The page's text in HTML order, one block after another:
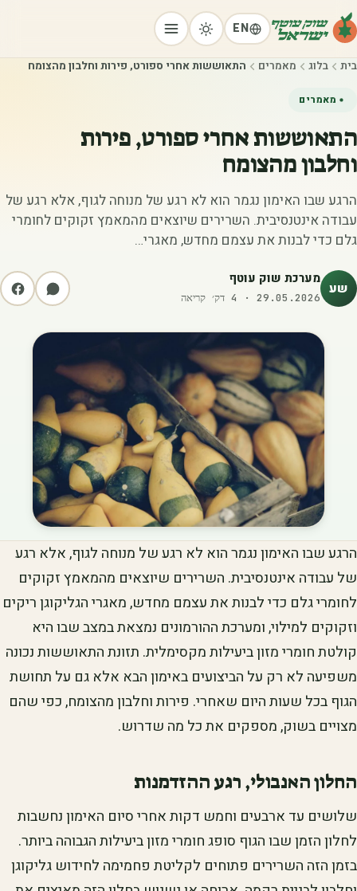
EN
בית בלוג מאמרים התאוששות אחרי ספורט, פירות וחלבון מהצומח
מאמרים
התאוששות אחרי ספורט, פירות
וחלבון מהצומח
הרגע שבו האימון נגמר הוא לא רגע של מנוחה לגוף, אלא רגע של
עבודה אינטנסיבית. השרירים שיוצאים מהמאמץ זקוקים לחומרי
גלם כדי לבנות את עצמם מחדש, מאגרי…
שע מערכת שוק עוטף
29.05.2026
·
4 דק׳ קריאה
הרגע שבו האימון נגמר הוא לא רגע של מנוחה לגוף, אלא רגע
של עבודה אינטנסיבית. השרירים שיוצאים מהמאמץ זקוקים
לחומרי גלם כדי לבנות את עצמם מחדש, מאגרי הגליקוגן ריקים
וזקוקים למילוי, ומערכת ההורמונים נמצאת במצב שבו היא
קולטת חומרי מזון ביעילות מקסימלית. תזונת התאוששות נכונה
משפיעה לא רק על הביצועים באימון הבא אלא גם על תחושת
הגוף בכל שעות היום שאחרי. פירות וחלבון מהצומח, כפי שהם
מצויים בשוק, מספקים את כל מה שדרוש.
החלון האנבולי, רגע ההזדמנות
שלושים עד ארבעים וחמש דקות אחרי סיום האימון נחשבות
לחלון הזמן שבו הגוף סופג חומרי מזון ביעילות הגבוהה ביותר.
בזמן הזה השרירים פתוחים לקליטת פחמימה לחידוש גליקוגן